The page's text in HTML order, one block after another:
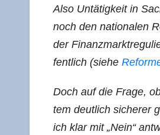
Also Untä­tig­keit in
noch den natio­na­len
der
fent­lich (sie­he
Doch auf die Fra­ge,
tem deut­lich siche­rer
ich klar mit „Nein“